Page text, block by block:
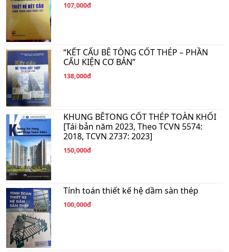
107,000đ
“KẾT CẤU BÊ TÔNG CỐT THÉP – PHẦN
CẤU KIỆN CƠ BẢN”
138,000đ
KHUNG BÊTONG CỐT THÉP TOÀN KHỐI
[Tái bản năm 2023, Theo TCVN 5574:
2018, TCVN 2737: 2023]
150,000đ
Tính toán thiết kế hệ dầm sàn thép
100,000đ